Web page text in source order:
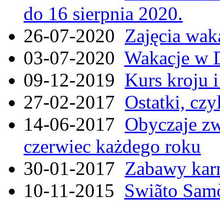
do 16 sierpnia 2020.
26-07-2020 Zajęcia
03-07-2020 Wakacje w
09-12-2019 Kurs kroju i
27-02-2017 Ostatki,
14-06-2017 Obyczaje
czerwiec każdego roku
30-01-2017 Zabawy
10-11-2015 Swiãto